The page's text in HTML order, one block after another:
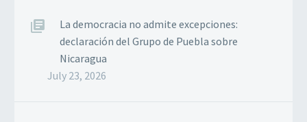
La democracia no admite excepciones:
declaración del Grupo de Puebla sobre
Nicaragua
July 23, 2026